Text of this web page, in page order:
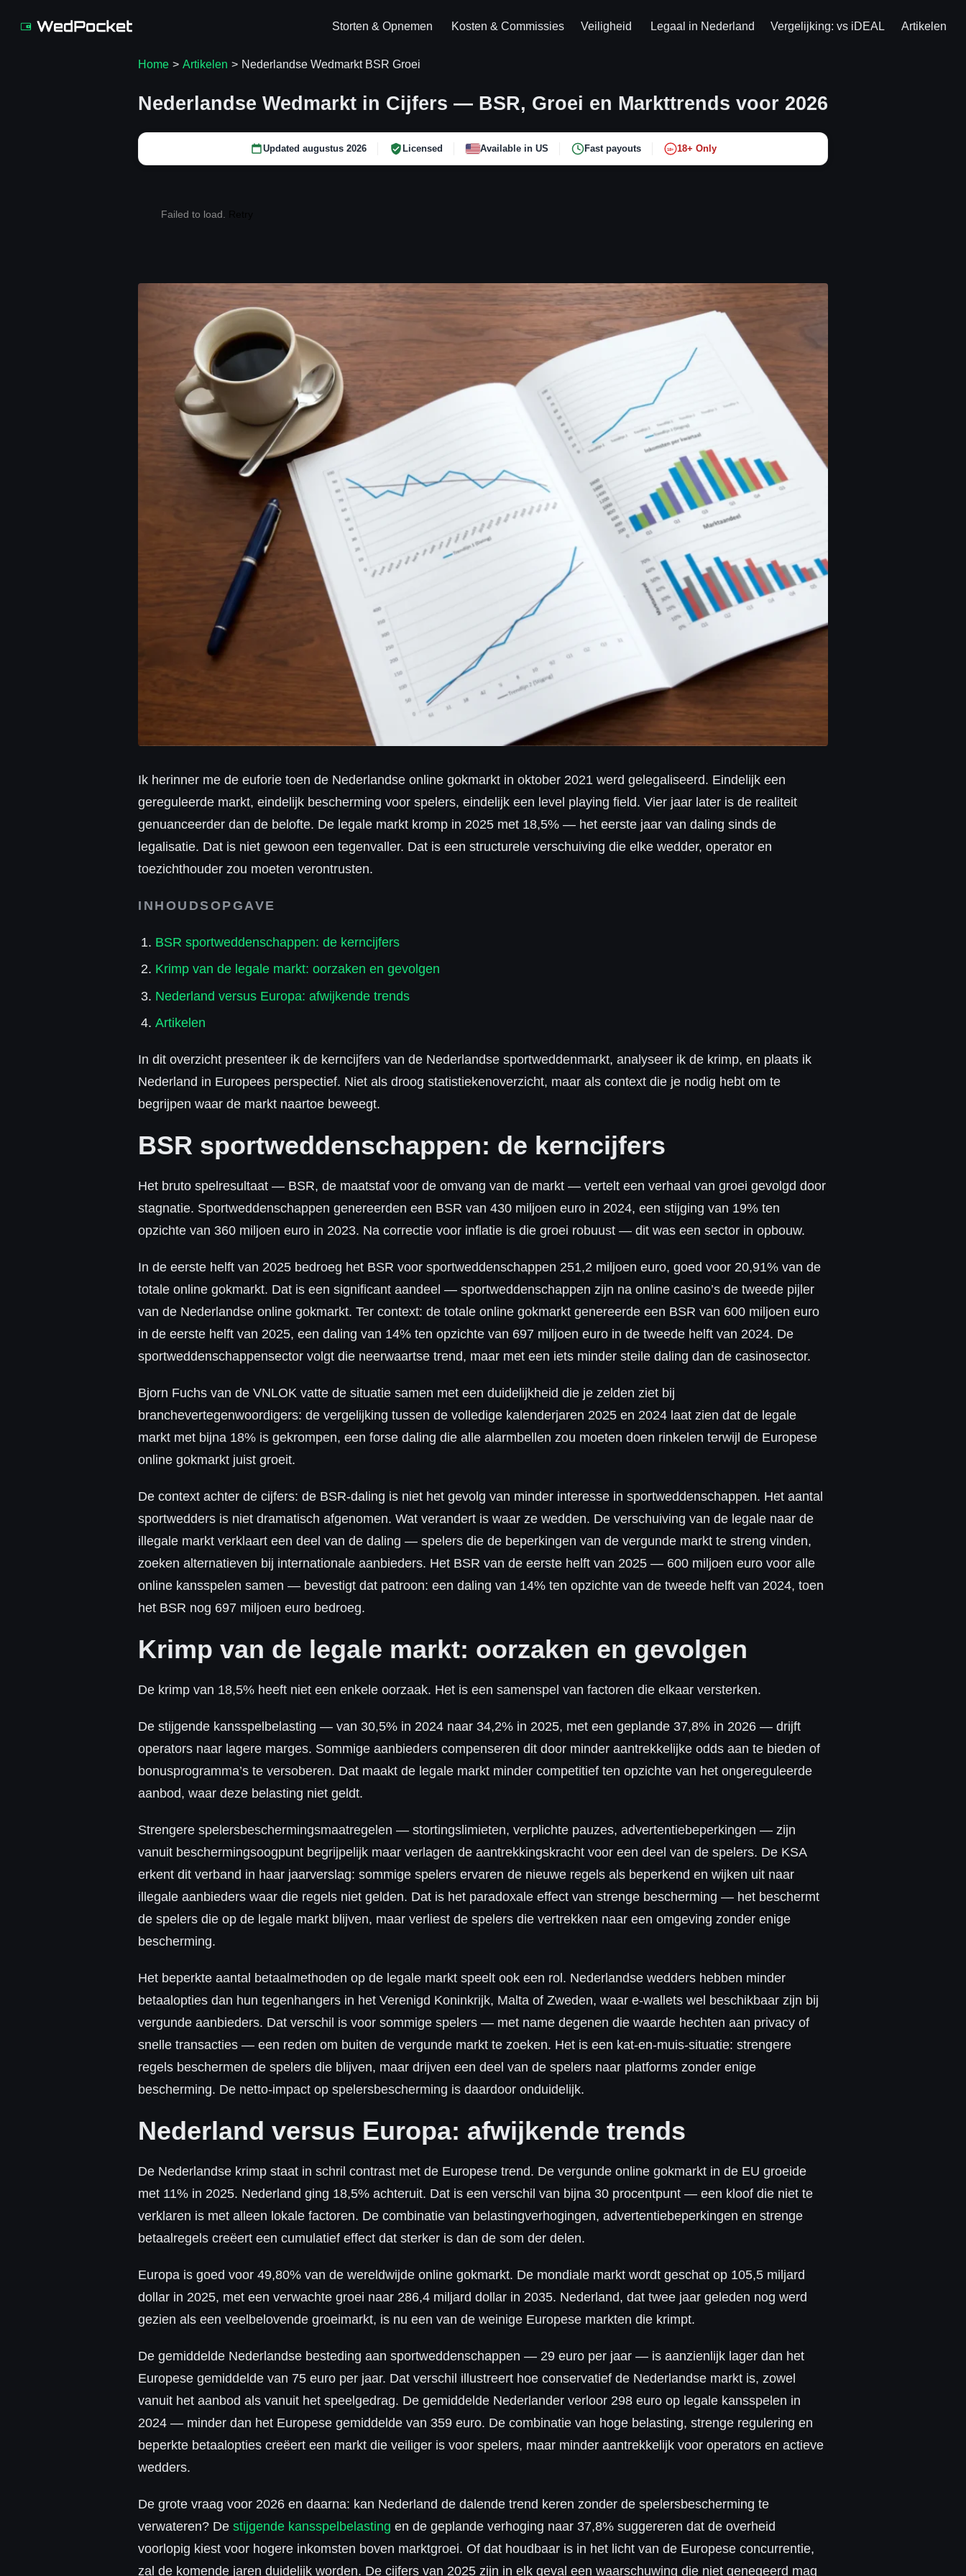
Storten & Opnemen Kosten & Commissies Veiligheid Legaal in Nederland Vergelijking: vs iDEAL Artikelen
Home > Artikelen > Nederlandse Wedmarkt BSR Groei
Nederlandse Wedmarkt in Cijfers — BSR, Groei en Markttrends voor 2026
Updated augustus 2026 Licensed Available in US Fast payouts 18+ 18+ Only
Failed to load.
Ik herinner me de euforie toen de Nederlandse online gokmarkt in oktober 2021 werd gelegaliseerd. Eindelijk een
gereguleerde markt, eindelijk bescherming voor spelers, eindelijk een level playing field. Vier jaar later is de realiteit
genuanceerder dan de belofte. De legale markt kromp in 2025 met 18,5% — het eerste jaar van daling sinds de
legalisatie. Dat is niet gewoon een tegenvaller. Dat is een structurele verschuiving die elke wedder, operator en
toezichthouder zou moeten verontrusten.
INHOUDSOPGAVE
BSR sportweddenschappen: de kerncijfers
Krimp van de legale markt: oorzaken en gevolgen
Nederland versus Europa: afwijkende trends
Artikelen
In dit overzicht presenteer ik de kerncijfers van de Nederlandse sportweddenmarkt, analyseer ik de krimp, en plaats ik
Nederland in Europees perspectief. Niet als droog statistiekenoverzicht, maar als context die je nodig hebt om te
begrijpen waar de markt naartoe beweegt.
BSR sportweddenschappen: de kerncijfers
Het bruto spelresultaat — BSR, de maatstaf voor de omvang van de markt — vertelt een verhaal van groei gevolgd door
stagnatie. Sportweddenschappen genereerden een BSR van 430 miljoen euro in 2024, een stijging van 19% ten
opzichte van 360 miljoen euro in 2023. Na correctie voor inflatie is die groei robuust — dit was een sector in opbouw.
In de eerste helft van 2025 bedroeg het BSR voor sportweddenschappen 251,2 miljoen euro, goed voor 20,91% van de
totale online gokmarkt. Dat is een significant aandeel — sportweddenschappen zijn na online casino’s de tweede pijler
van de Nederlandse online gokmarkt. Ter context: de totale online gokmarkt genereerde een BSR van 600 miljoen euro
in de eerste helft van 2025, een daling van 14% ten opzichte van 697 miljoen euro in de tweede helft van 2024. De
sportweddenschappensector volgt die neerwaartse trend, maar met een iets minder steile daling dan de casinosector.
Bjorn Fuchs van de VNLOK vatte de situatie samen met een duidelijkheid die je zelden ziet bij
branchevertegenwoordigers: de vergelijking tussen de volledige kalenderjaren 2025 en 2024 laat zien dat de legale
markt met bijna 18% is gekrompen, een forse daling die alle alarmbellen zou moeten doen rinkelen terwijl de Europese
online gokmarkt juist groeit.
De context achter de cijfers: de BSR-daling is niet het gevolg van minder interesse in sportweddenschappen. Het aantal
sportwedders is niet dramatisch afgenomen. Wat verandert is waar ze wedden. De verschuiving van de legale naar de
illegale markt verklaart een deel van de daling — spelers die de beperkingen van de vergunde markt te streng vinden,
zoeken alternatieven bij internationale aanbieders. Het BSR van de eerste helft van 2025 — 600 miljoen euro voor alle
online kansspelen samen — bevestigt dat patroon: een daling van 14% ten opzichte van de tweede helft van 2024, toen
het BSR nog 697 miljoen euro bedroeg.
Krimp van de legale markt: oorzaken en gevolgen
De krimp van 18,5% heeft niet een enkele oorzaak. Het is een samenspel van factoren die elkaar versterken.
De stijgende kansspelbelasting — van 30,5% in 2024 naar 34,2% in 2025, met een geplande 37,8% in 2026 — drijft
operators naar lagere marges. Sommige aanbieders compenseren dit door minder aantrekkelijke odds aan te bieden of
bonusprogramma’s te versoberen. Dat maakt de legale markt minder competitief ten opzichte van het ongereguleerde
aanbod, waar deze belasting niet geldt.
Strengere spelersbeschermingsmaatregelen — stortingslimieten, verplichte pauzes, advertentiebeperkingen — zijn
vanuit beschermingsoogpunt begrijpelijk maar verlagen de aantrekkingskracht voor een deel van de spelers. De KSA
erkent dit verband in haar jaarverslag: sommige spelers ervaren de nieuwe regels als beperkend en wijken uit naar
illegale aanbieders waar die regels niet gelden. Dat is het paradoxale effect van strenge bescherming — het beschermt
de spelers die op de legale markt blijven, maar verliest de spelers die vertrekken naar een omgeving zonder enige
bescherming.
Het beperkte aantal betaalmethoden op de legale markt speelt ook een rol. Nederlandse wedders hebben minder
betaalopties dan hun tegenhangers in het Verenigd Koninkrijk, Malta of Zweden, waar e-wallets wel beschikbaar zijn bij
vergunde aanbieders. Dat verschil is voor sommige spelers — met name degenen die waarde hechten aan privacy of
snelle transacties — een reden om buiten de vergunde markt te zoeken. Het is een kat-en-muis-situatie: strengere
regels beschermen de spelers die blijven, maar drijven een deel van de spelers naar platforms zonder enige
bescherming. De netto-impact op spelersbescherming is daardoor onduidelijk.
Nederland versus Europa: afwijkende trends
De Nederlandse krimp staat in schril contrast met de Europese trend. De vergunde online gokmarkt in de EU groeide
met 11% in 2025. Nederland ging 18,5% achteruit. Dat is een verschil van bijna 30 procentpunt — een kloof die niet te
verklaren is met alleen lokale factoren. De combinatie van belastingverhogingen, advertentiebeperkingen en strenge
betaalregels creëert een cumulatief effect dat sterker is dan de som der delen.
Europa is goed voor 49,80% van de wereldwijde online gokmarkt. De mondiale markt wordt geschat op 105,5 miljard
dollar in 2025, met een verwachte groei naar 286,4 miljard dollar in 2035. Nederland, dat twee jaar geleden nog werd
gezien als een veelbelovende groeimarkt, is nu een van de weinige Europese markten die krimpt.
De gemiddelde Nederlandse besteding aan sportweddenschappen — 29 euro per jaar — is aanzienlijk lager dan het
Europese gemiddelde van 75 euro per jaar. Dat verschil illustreert hoe conservatief de Nederlandse markt is, zowel
vanuit het aanbod als vanuit het speelgedrag. De gemiddelde Nederlander verloor 298 euro op legale kansspelen in
2024 — minder dan het Europese gemiddelde van 359 euro. De combinatie van hoge belasting, strenge regulering en
beperkte betaalopties creëert een markt die veiliger is voor spelers, maar minder aantrekkelijk voor operators en actieve
wedders.
De grote vraag voor 2026 en daarna: kan Nederland de dalende trend keren zonder de spelersbescherming te
verwateren? De stijgende kansspelbelasting en de geplande verhoging naar 37,8% suggereren dat de overheid
voorlopig kiest voor hogere inkomsten boven marktgroei. Of dat houdbaar is in het licht van de Europese concurrentie,
zal de komende jaren duidelijk worden. De cijfers van 2025 zijn in elk geval een waarschuwing die niet genegeerd mag